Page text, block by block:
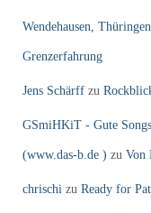
Wendehausen,
Grenzerfahrung
Jens Schärff zu
GSmiHKiT - Gute
(www.das-b.de ) zu Von
chrischi zu Ready for